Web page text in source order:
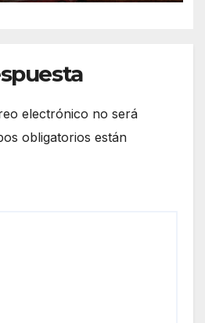
electrónico no será
obligatorios están